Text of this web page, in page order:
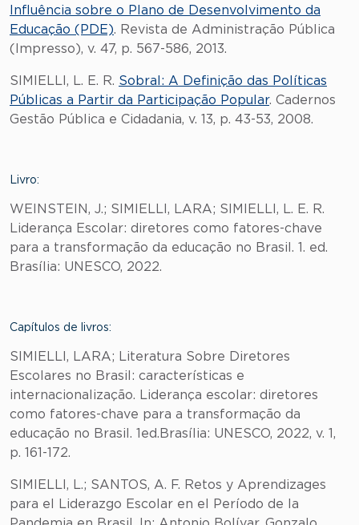
Influência sobre o Plano de Desenvolvimento da
Educação (PDE). Revista de Administração Pública
(Impresso), v. 47, p. 567-586, 2013.
SIMIELLI, L. E. R. Sobral: A Definição das Políticas
Públicas a Partir da Participação Popular. Cadernos
Gestão Pública e Cidadania, v. 13, p. 43-53, 2008.
Livro:
WEINSTEIN, J.; SIMIELLI, LARA; SIMIELLI, L. E. R.
Liderança Escolar: diretores como fatores-chave
para a transformação da educação no Brasil. 1. ed.
Brasília: UNESCO, 2022.
Capítulos de livros:
SIMIELLI, LARA; Literatura Sobre Diretores
Escolares no Brasil: características e
internacionalização. Liderança escolar: diretores
como fatores-chave para a transformação da
educação no Brasil. 1ed.Brasília: UNESCO, 2022, v. 1,
p. 161-172.
SIMIELLI, L.; SANTOS, A. F. Retos y Aprendizages
para el Liderazgo Escolar en el Período de la